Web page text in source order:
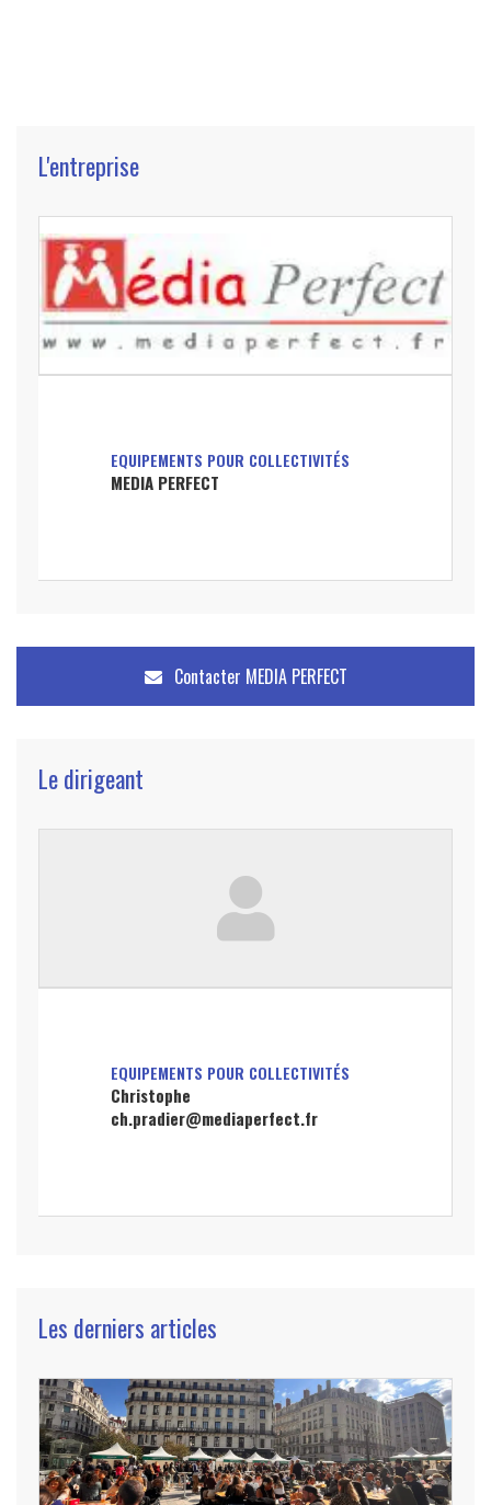
L'entreprise
EQUIPEMENTS POUR COLLECTIVITÉS
MEDIA PERFECT
Contacter MEDIA PERFECT
Le dirigeant
EQUIPEMENTS POUR COLLECTIVITÉS
Christophe
ch.pradier@mediaperfect.fr
Les derniers articles